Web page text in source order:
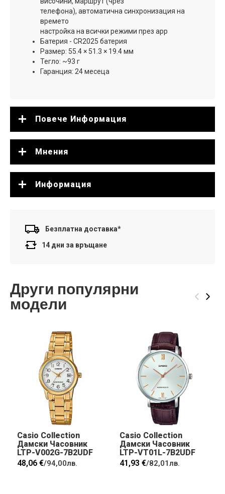
телефона), автоматична синхронизация на
времето
настройка на всички режими през app
Батерия - CR2025 батерия
Размер: 55.4 × 51.3 × 19.4 мм
Тегло: ~93 г
Гаранция: 24 месеца
Повече Информация
Мнения
Информация
Безплатна доставка*
14 дни за връщане
Други популярни
модели ‹ ›
Casio Collection
Дамски Часовник
LTP-V002G-7B2UDF
48,06 €/94,00лв.
Casio Collection
Дамски Часовник
LTP-VT01L-7B2UDF
41,93 €/82,01лв.